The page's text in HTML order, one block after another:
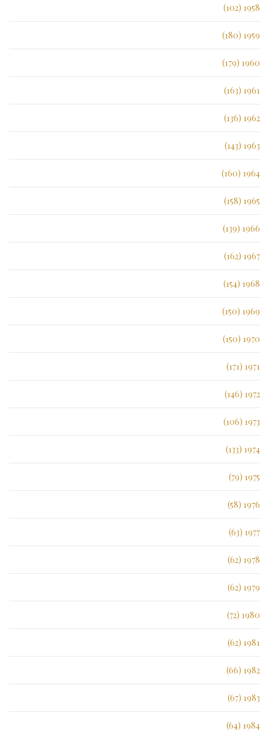
1958 (102)
1959 (180)
1960 (179)
1961 (163)
1962 (136)
1963 (143)
1964 (160)
1965 (158)
1966 (139)
1967 (162)
1968 (154)
1969 (150)
1970 (150)
1971 (171)
1972 (146)
1973 (106)
1974 (133)
1975 (79)
1976 (58)
1977 (63)
1978 (62)
1979 (62)
1980 (72)
1981 (62)
1982 (66)
1983 (67)
1984 (64)